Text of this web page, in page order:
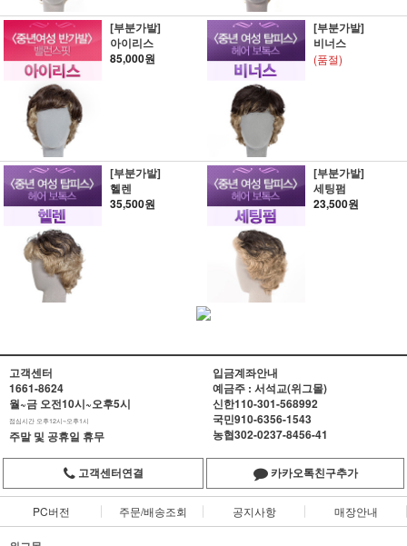
[부분가발]
아이리스
85,000원
[부분가발]
비너스
(품절)
[부분가발]
헬렌
35,500원
[부분가발]
세팅펌
23,500원
고객센터
1661-8624
월~금 오전10시~오후5시
점심시간 오후12시~오후1시
주말 및 공휴일 휴무
입금계좌안내
예금주 : 서석교(위그몰)
신한110-301-568992
국민910-6356-1543
농협302-0237-8456-41
고객센터연결 카카오톡친구추가
PC버전 주문/배송조회 공지사항 매장안내